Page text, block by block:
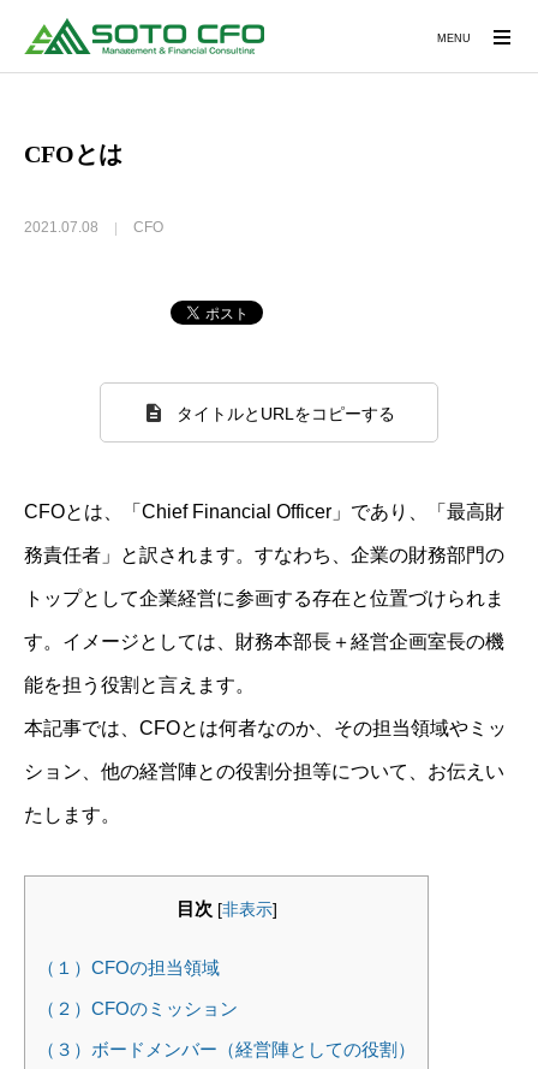
CFOとは
2021.07.08 CFO
タイトルとURLをコピーする
CFOとは、「Chief Financial Officer」であり、「最高財
務責任者」と訳されます。すなわち、企業の財務部門の
トップとして企業経営に参画する存在と位置づけられま
す。イメージとしては、財務本部長＋経営企画室長の機
能を担う役割と言えます。
本記事では、CFOとは何者なのか、その担当領域やミッ
ション、他の経営陣との役割分担等について、お伝えい
たします。
目次 [非表示]
（１）CFOの担当領域
（２）CFOのミッション
（３）ボードメンバー（経営陣としての役割）
MENU